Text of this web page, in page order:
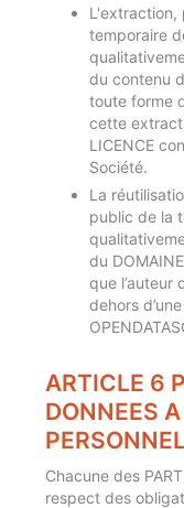
L'extraction,
temporaire
du contenu
toute forme
cette
LICENCE
Société.
La
public de la
du
que l’auteur
dehors
ARTICLE 6
DONNEES
PERSONNEL
Chacune des
respect des